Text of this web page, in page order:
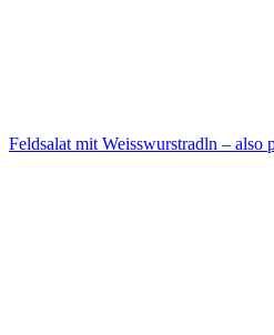
Feldsalat mit Weisswurstradln – also